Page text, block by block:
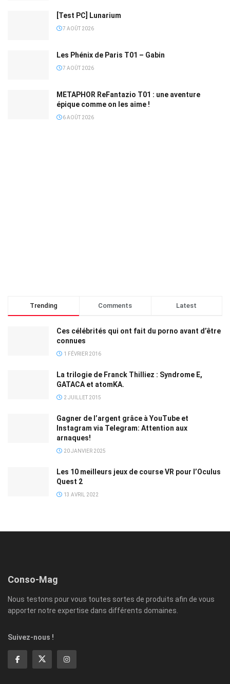
[Test PC] Lunarium
7 AOÛT 2026
Les Phénix de Paris T01 – Gabin
7 AOÛT 2026
METAPHOR ReFantazio T01 : une aventure
épique comme on les aime !
6 AOÛT 2026
Trending Comments Latest
Ces célébrités qui ont fait du porno avant d’être
connues
1 FÉVRIER 2016
La trilogie de Franck Thilliez : Syndrome E,
GATACA et atomKA.
2 JUILLET 2015
Gagner de l’argent grâce à YouTube et
Instagram via Telegram: Attention aux
arnaques!
20 JANVIER 2025
Les 10 meilleurs jeux de course VR pour l’Oculus
Quest 2
13 AVRIL 2022
Conso-Mag
Nous testons pour vous toutes sortes de produits afin de vous
apporter notre expertise dans différents domaines.
Suivez-nous !